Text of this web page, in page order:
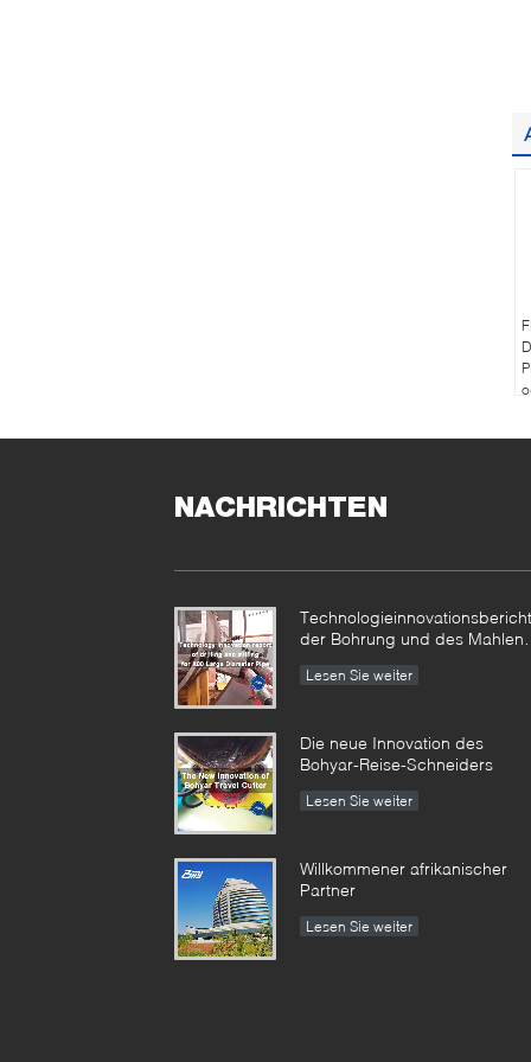
NACHRICHTEN
Technologieinnovationsbericht
der Bohrung und des Mahlens
Pipe-SFM3648H
Lesen Sie weiter
Die neue Innovation des
Bohyar-Reise-Schneiders
Lesen Sie weiter
Willkommener afrikanischer
Partner
Lesen Sie weiter